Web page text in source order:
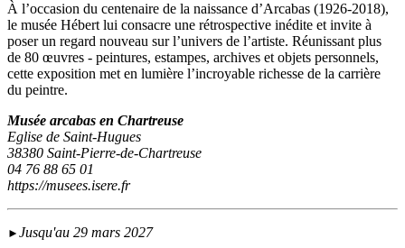
À l’occasion du centenaire de la naissance d’Arcabas (1926-2018),
le musée Hébert lui consacre une rétrospective inédite et invite à
poser un regard nouveau sur l’univers de l’artiste. Réunissant plus
de 80 œuvres - peintures, estampes, archives et objets personnels,
cette exposition met en lumière l’incroyable richesse de la carrière
du peintre.
Musée arcabas en Chartreuse
Eglise de Saint-Hugues
38380 Saint-Pierre-de-Chartreuse
04 76 88 65 01
https://musees.isere.fr
► Jusqu'au 29 mars 2027